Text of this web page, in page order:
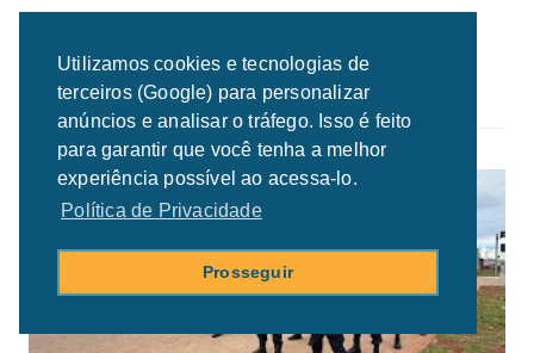
Utilizamos cookies e tecnologias de
terceiros (Google) para personalizar
anúncios e analisar o tráfego. Isso é feito
para garantir que você tenha a melhor
experiência possível ao acessa-lo.
Política de Privacidade
Prosseguir
RALACIONADAS